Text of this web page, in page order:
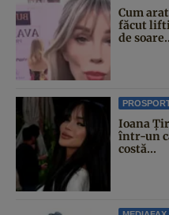
Cum
făcut
de
Ioana
într-un
costă...